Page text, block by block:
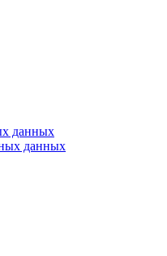
данных
данных